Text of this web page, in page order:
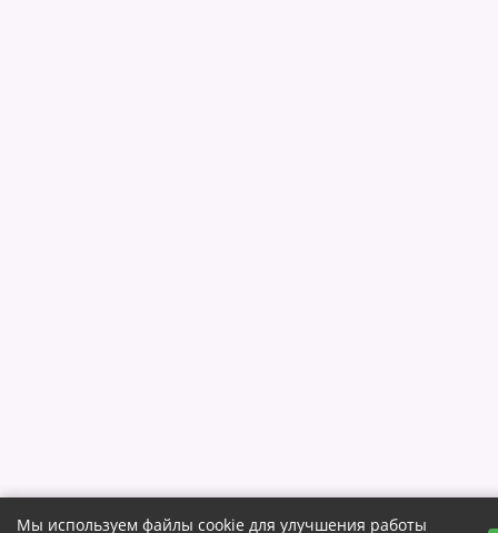
Мы используем файлы cookie для улучшения работы